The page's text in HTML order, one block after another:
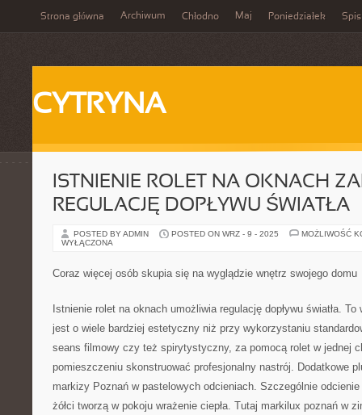
Strona główna Archiwum Chłodno Maj Poniedziałek Spis
CYTRYNA
ISTNIENIE ROLET NA OKNACH
REGULACJĘ DOPŁYWU ŚWIATŁA
POSTED BY ADMIN POSTED ON WRZ - 9 - 2025
MOŻLIWOŚĆ
WYŁĄCZONA
Coraz więcej osób skupia się na wyglądzie wnętrz swojego domu
Istnienie rolet na oknach umożliwia regulację dopływu światła.
jest o wiele bardziej estetyczny niż przy wykorzystaniu
seans filmowy czy też spirytystyczny, za pomocą rolet w jednej
pomieszczeniu skonstruować profesjonalny nastrój. Dodatkowe
markizy Poznań w pastelowych odcieniach. Szczególnie
żółci tworzą w pokoju wrażenie ciepła. Tutaj markilux poznań w